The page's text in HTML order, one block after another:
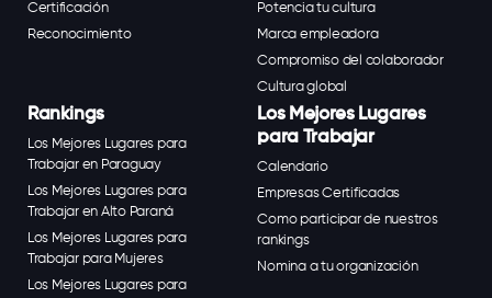
Certificación
Reconocimiento
Potencia tu cultura
Marca empleadora
Compromiso del colaborador
Cultura global
Rankings
Los Mejores Lugares para
Trabajar en Paraguay
Los Mejores Lugares para
Trabajar en Alto Paraná
Los Mejores Lugares para
Trabajar para Mujeres
Los Mejores Lugares para
Los Mejores Lugares
para Trabajar
Calendario
Empresas Certificadas
Como participar de nuestros
rankings
Nomina a tu organización